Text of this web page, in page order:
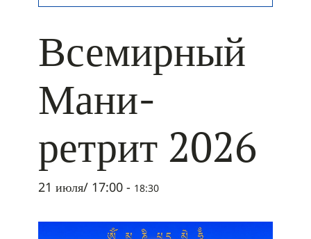
Всемирный
Мани-
ретрит 2026
21 июля/ 17:00 - 18:30